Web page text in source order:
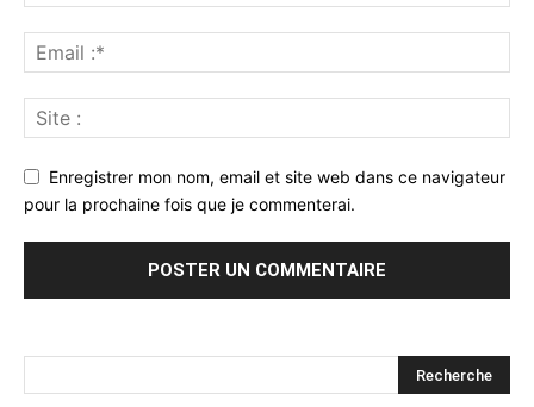
Enregistrer mon nom, email et site web dans ce navigateur
pour la prochaine fois que je commenterai.